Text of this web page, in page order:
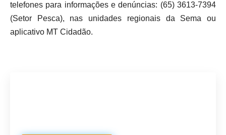
telefones para informações e denúncias: (65) 3613-7394
(Setor Pesca), nas unidades regionais da Sema ou
aplicativo MT Cidadão.